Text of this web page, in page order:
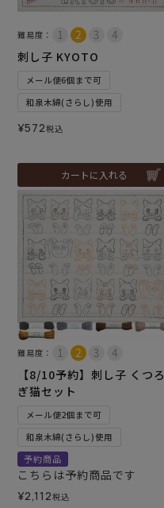
難易度：
刺し子 KYOTO
メール便6個まで可
和泉木綿(さらし)使用
¥572税込
カートに入れる
難易度：
【8/10予約】刺し子 くつろ
ぎ猫セット
メール便2個まで可
和泉木綿(さらし)使用
予約商品
こちらは予約商品です
¥2,112税込